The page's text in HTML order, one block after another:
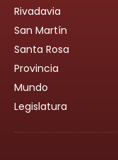
Rivadavia
San Martín
Santa Rosa
Provincia
Mundo
Legislatura